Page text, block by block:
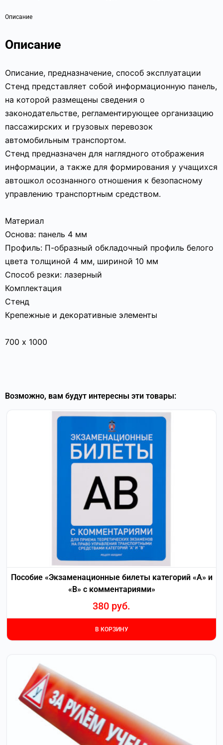
Описание
Описание
Описание, предназначение, способ эксплуатации
Стенд представляет собой информационную панель,
на которой размещены сведения о
законодательстве, регламентирующее организацию
пассажирских и грузовых перевозок
автомобильным транспортом.
Стенд предназначен для наглядного отображения
информации, а также для формирования у учащихся
автошкол осознанного отношения к безопасному
управлению транспортным средством.
Материал
Основа: панель 4 мм
Профиль: П-образный обкладочный профиль белого
цвета толщиной 4 мм, шириной 10 мм
Способ резки: лазерный
Комплектация
Стенд
Крепежные и декоративные элементы
700 х 1000
Возможно, вам будут интересны эти товары:
Пособие «Экзаменационные билеты категорий «А» и
«В» с комментариями»
380 руб.
В КОРЗИНУ